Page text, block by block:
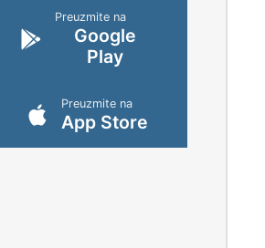
Preuzmite na
Google
Play
Preuzmite na
App Store